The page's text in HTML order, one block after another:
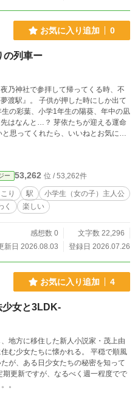
お気に入り追加 0
列車ー
乃神社で参拝して帰ってくる時、不
渡駅』。 子供が押した時にしか出て
の彩葉、小学1年生の陽葵、年中の凪
はなんと…？ 芽依たちが迎える運命
思ってくれたら、いいねとお気に入
ー 53,262 位 / 53,262件
り 駅
小学生（女の子）主人公
く 楽しい
感想数 0
文字数 22,296
新日 2026.08.03
登録日 2026.07.26
お気に入り追加 4
少女と3LDK-
地方に移住した新人小説家・茂上由
む少女たちに懐かれる。 平穏で順風
が、ある日少女たちの秘密を知って
。